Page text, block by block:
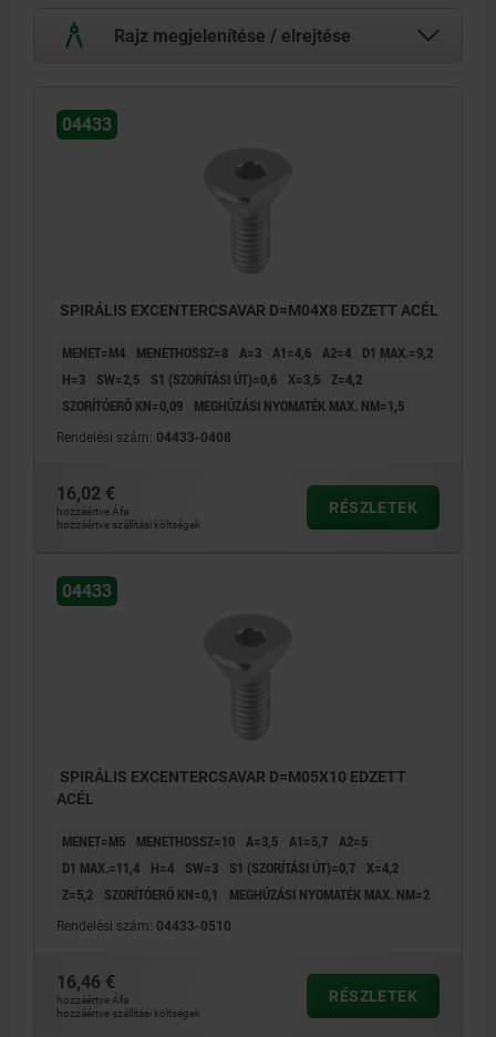
Rajz megjelenítése / elrejtése
1) Vékony lemezek befogása
2) Kör keresztmetszetű elemek befogása
04433
SPIRÁLIS EXCENTERCSAVAR D=M04X8 EDZETT ACÉL
MENET=M4 MENETHOSSZ=8 A=3 A1=4,6 A2=4
D1 MAX.=9,2
H=3
SW=2,5 S1 (SZORÍTÁSI ÚT)=0,6 X=3,5 Z=4,2
SZORÍTÓERŐ KN=0,09
MEGHÚZÁSI NYOMATÉK MAX. NM=1,5
Rendelési szám: 04433-0408
16,02 €
hozzáértve Áfa
hozzáértve szállítási költségek
RÉSZLETEK
04433
SPIRÁLIS EXCENTERCSAVAR D=M05X10 EDZETT
ACÉL
MENET=M5 MENETHOSSZ=10 A=3,5 A1=5,7 A2=5
D1 MAX.=11,4
H=4 SW=3 S1 (SZORÍTÁSI ÚT)=0,7 X=4,2
Z=5,2
SZORÍTÓERŐ KN=0,1 MEGHÚZÁSI NYOMATÉK MAX. NM=2
Rendelési szám: 04433-0510
16,46 €
hozzáértve Áfa
hozzáértve szállítási költségek
RÉSZLETEK